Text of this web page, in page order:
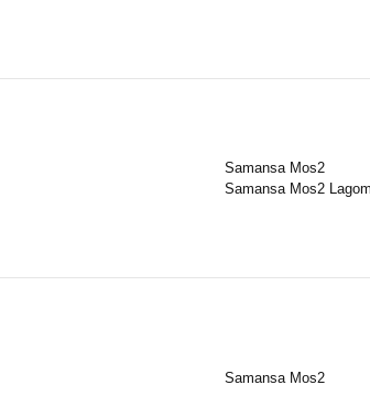
Samansa Mos2
Samansa Mos2 Lagom
Samansa Mos2